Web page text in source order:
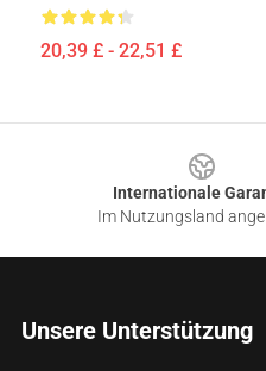
20,39 £ - 22,51 £
Internationale
Im Nutzungsland
Unsere Unterstützung